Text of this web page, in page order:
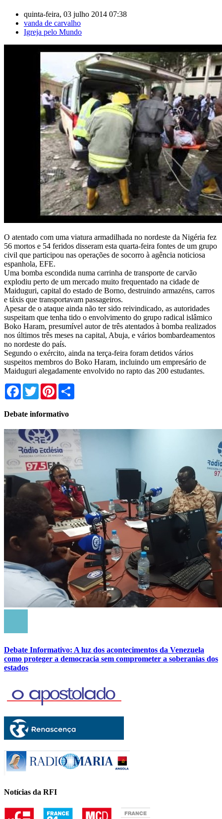
quinta-feira, 03 julho 2014 07:38
vanda de carvalho
Igreja pelo Mundo
O atentado com uma viatura armadilhada no nordeste da Nigéria fez
56 mortos e 54 feridos disseram esta quarta-feira fontes de um grupo
civil que participou nas operações de socorro à agência noticiosa
espanhola, EFE.
Uma bomba escondida numa carrinha de transporte de carvão
explodiu perto de um mercado muito frequentado na cidade de
Maiduguri, capital do estado de Borno, destruindo armazéns, carros
e táxis que transportavam passageiros.
Apesar de o ataque ainda não ter sido reivindicado, as autoridades
suspeitam que tenha tido o envolvimento do grupo radical islâmico
Boko Haram, presumível autor de três atentados à bomba realizados
nos últimos três meses na capital, Abuja, e vários bombardeamentos
no nordeste do país.
Segundo o exército, ainda na terça-feira foram detidos vários
suspeitos membros do Boko Haram, incluindo um empresário de
Maiduguri alegadamente envolvido no rapto das 200 estudantes.
Facebook
TwitterPinterest
Debate informativo
Debate Informativo: A luz dos acontecimentos da Venezuela
como proteger a democracia sem comprometer a soberanias dos
estados
Notícias da RFI